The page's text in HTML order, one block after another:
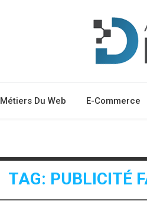
Métiers Du Web E-Commerce
TAG: PUBLICITÉ